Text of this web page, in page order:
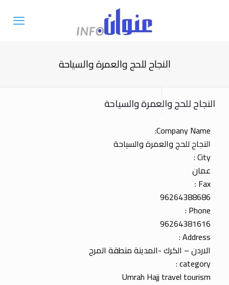
النجاح للحج والعمرة والسياحة
النجاح للحج والعمرة والسياحة
Company Name:
النجاح للحج والعمرة والسياحة
City :
عمان
Fax :
96264388686
Phone :
96264381616
Address :
الاردن – الكرك -المدينة منطقة المرج
category :
Umrah Hajj travel tourism